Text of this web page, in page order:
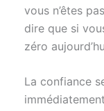
vous n’êtes
dire que si
zéro
La confiance
immédiatement